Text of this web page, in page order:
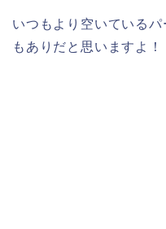
いつもより空いている
もありだと思いますよ！